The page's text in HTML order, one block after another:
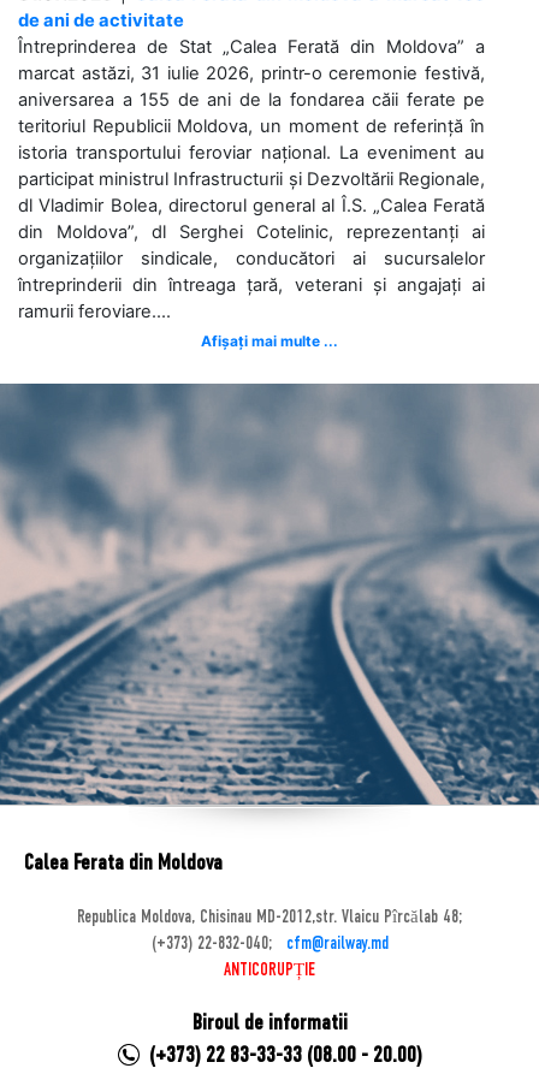
de ani de activitate
Întreprinderea de Stat „Calea Ferată din Moldova” a
marcat astăzi, 31 iulie 2026, printr-o ceremonie festivă,
aniversarea a 155 de ani de la fondarea căii ferate pe
teritoriul Republicii Moldova, un moment de referință în
istoria transportului feroviar național. La eveniment au
participat ministrul Infrastructurii și Dezvoltării Regionale,
dl Vladimir Bolea, directorul general al Î.S. „Calea Ferată
din Moldova”, dl Serghei Cotelinic, reprezentanți ai
organizațiilor sindicale, conducători ai sucursalelor
întreprinderii din întreaga țară, veterani și angajați ai
ramurii feroviare....
Afișați mai multe ...
Calea Ferata din Moldova
Republica Moldova, Chisinau MD-2012,str. Vlaicu Pîrcălab 48;
(+373) 22-832-040;
cfm@railway.md
ANTICORUPȚIE
Biroul de informatii
(+373) 22 83-33-33 (08.00 - 20.00)